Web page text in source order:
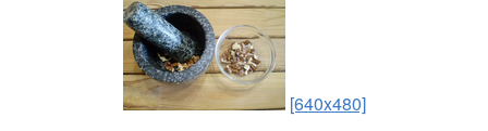
[640x480]